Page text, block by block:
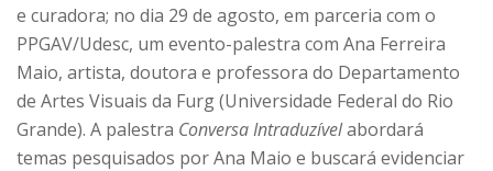
e curadora; no dia 29 de agosto, em parceria com o
PPGAV/Udesc, um evento-palestra com Ana Ferreira
Maio, artista, doutora e professora do Departamento
de Artes Visuais da Furg (Universidade Federal do Rio
Grande). A palestra Conversa Intraduzívelabordará
temas pesquisados por Ana Maio e buscará evidenciar